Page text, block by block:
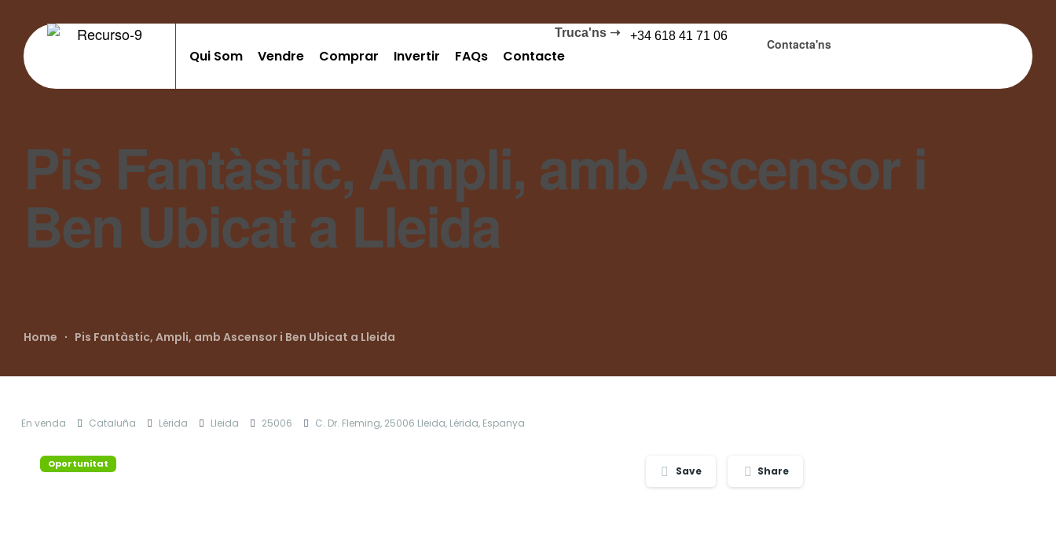
Qui Som Vendre Comprar Invertir FAQs Contacte
Truca'ns ➝ +34 618 41 71 06
Contacta'ns
Pis Fantàstic, Ampli, amb Ascensor i
Ben Ubicat a Lleida
Home Pis Fantàstic, Ampli, amb Ascensor i Ben Ubicat a Lleida
En venda Cataluña Lérida Lleida 25006 C. Dr. Fleming, 25006 Lleida, Lérida, Espanya
Oportunitat
Save Share